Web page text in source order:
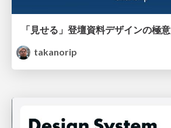
「見せる」登壇資料デザインの極意
takanorip